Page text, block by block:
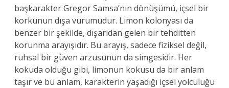
başkarakter Gregor Samsa’nın dönüşümü, içsel bir
korkunun dışa vurumudur. Limon kolonyası da
benzer bir şekilde, dışarıdan gelen bir tehditten
korunma arayışıdır. Bu arayış, sadece fiziksel değil,
ruhsal bir güven arzusunun da simgesidir. Her
kokuda olduğu gibi, limonun kokusu da bir anlam
taşır ve bu anlam, karakterin yaşadığı içsel yolculuğu